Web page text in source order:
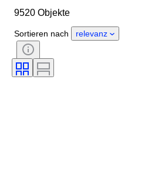
Zustand
Stil
Reinheit
Farbstufe
Exakte Farbe
Transparenz des Edelsteins
9520 Objekte
Sortieren nach relevanz